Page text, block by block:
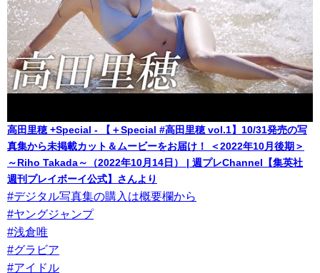
高田里穂 +Special - 【＋Special #高田里穂 vol.1】10/31発売の写
真集から未掲載カット＆ムービーをお届け！ ＜2022年10月後期＞
～Riho Takada～（2022年10月14日） | 週プレChannel【集英社
週刊プレイボーイ公式】さんより
#デジタル写真集の購入は概要欄から
#ヤングジャンプ
#浅倉唯
#グラビア
#アイドル